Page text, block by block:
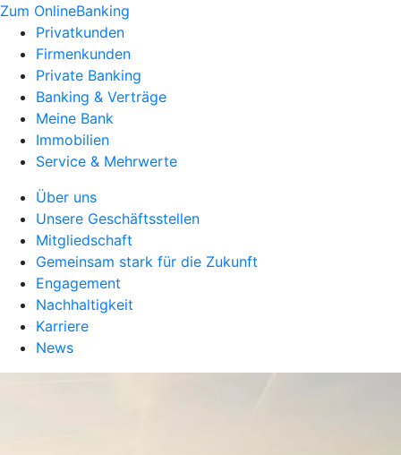
Zum OnlineBanking
Privatkunden
Firmenkunden
Private Banking
Banking & Verträge
Meine Bank
Immobilien
Service & Mehrwerte
Über uns
Unsere Geschäftsstellen
Mitgliedschaft
Gemeinsam stark für die Zukunft
Engagement
Nachhaltigkeit
Karriere
News